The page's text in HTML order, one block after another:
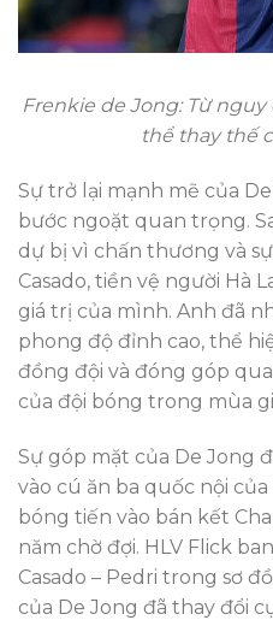
Frenkie de Jong: Từ
thể thay thế
Sự trở lại mạnh mẽ của
bước ngoặt quan trọng.
dự bị vì chấn thương và
Casado, tiền vệ người Hà
giá trị của mình. Anh đã
phong độ đỉnh cao, thể
đồng đội và đóng góp
của đội bóng trong mùa
Sự góp mặt của De Jong
vào cú ăn ba quốc nội
bóng tiến vào bán kết
năm chờ đợi. HLV Flick
Casado – Pedri trong sơ
của De Jong đã thay đổi